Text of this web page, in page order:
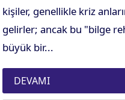
kişiler, genellikle kriz
gelirler; ancak bu "bilge
büyük bir...
DEVAMI